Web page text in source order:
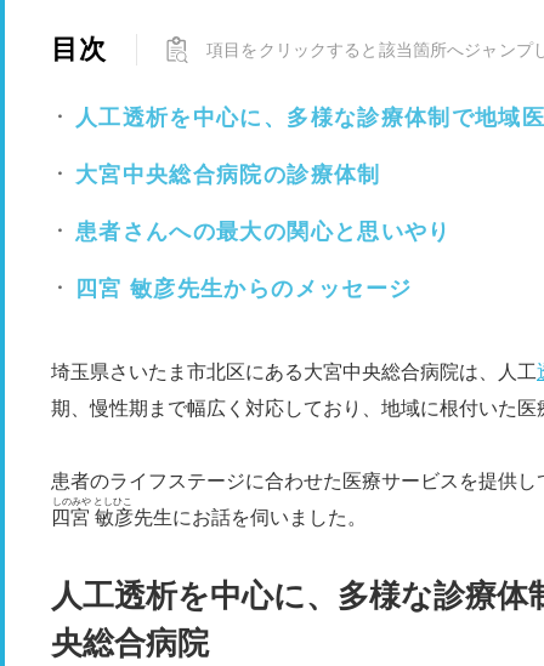
目次 項目をクリックすると該当箇所へジャンプ
人工透析を中心に、多様な診療体制で地域
大宮中央総合病院の診療体制
患者さんへの最大の関心と思いやり
四宮 敏彦先生からのメッセージ
埼玉県さいたま市北区にある大宮中央総合病院は、人工
期、慢性期まで幅広く対応しており、地域に根付いた
患者のライフステージに合わせた医療サービスを提供
四宮 敏彦
しのみや としひこ
先生にお話を伺いました。
人工透析を中心に、多様な診療
央総合病院